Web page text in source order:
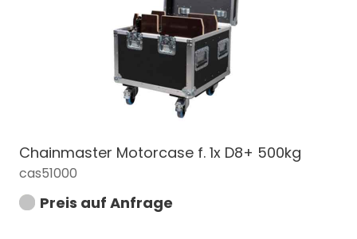
Chainmaster Motorcase f. 1x D8+ 500kg
cas51000
Preis auf Anfrage